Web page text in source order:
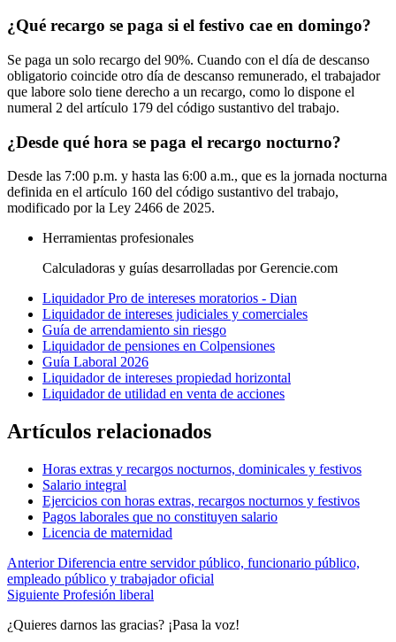
¿Qué recargo se paga si el festivo cae en domingo?
Se paga un solo recargo del 90%. Cuando con el día de descanso
obligatorio coincide otro día de descanso remunerado, el trabajador
que labore solo tiene derecho a un recargo, como lo dispone el
numeral 2 del artículo 179 del código sustantivo del trabajo.
¿Desde qué hora se paga el recargo nocturno?
Desde las 7:00 p.m. y hasta las 6:00 a.m., que es la jornada nocturna
definida en el artículo 160 del código sustantivo del trabajo,
modificado por la Ley 2466 de 2025.
Herramientas profesionales
Calculadoras y guías desarrolladas por Gerencie.com
Liquidador Pro de intereses moratorios - Dian
Liquidador de intereses judiciales y comerciales
Guía de arrendamiento sin riesgo
Liquidador de pensiones en Colpensiones
Guía Laboral 2026
Liquidador de intereses propiedad horizontal
Liquidador de utilidad en venta de acciones
Artículos relacionados
Horas extras y recargos nocturnos, dominicales y festivos
Salario integral
Ejercicios con horas extras, recargos nocturnos y festivos
Pagos laborales que no constituyen salario
Licencia de maternidad
Anterior Diferencia entre servidor público, funcionario público,
empleado público y trabajador oficial
Siguiente Profesión liberal
¿Quieres darnos las gracias? ¡Pasa la voz!